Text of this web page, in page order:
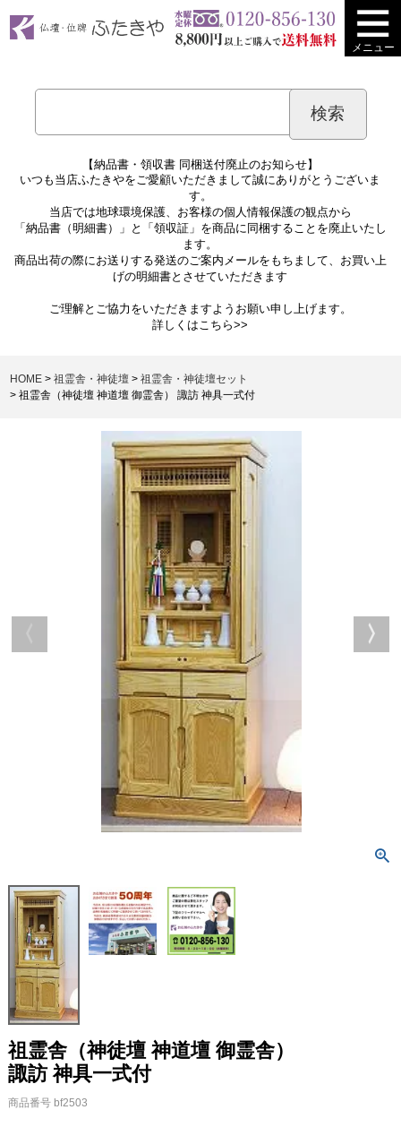
メニュー
【納品書・領収書 同梱送付廃止のお知らせ】
いつも当店ふたきやをご愛顧いただきまして誠にありがとうございま
す。
当店では地球環境保護、お客様の個人情報保護の観点から
「納品書（明細書）」と「領収証」を商品に同梱することを廃止いたし
ます。
商品出荷の際にお送りする発送のご案内メールをもちまして、お買い上
げの明細書とさせていただきます
ご理解とご協力をいただきますようお願い申し上げます。
詳しくはこちら>>
HOME 祖霊舎・神徒壇
祖霊舎・神徒壇セット
祖霊舎（神徒壇 神道壇 御霊舎） 諏訪 神具一式付
祖霊舎（神徒壇 神道壇 御霊舎）
諏訪 神具一式付
商品番号 bf2503